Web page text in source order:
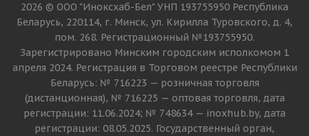
2026 © ООО "Иноксхаб-Бел" УНП 193755950 Республика
Беларусь, 220114, г. Минск, ул. Кирилла Туровского, д. 4,
пом. 268. Регистрационный №193755950.
Зарегистрировано Минским городским исполкомом 1
апреля 2024. Регистрация в Торговом реестре Республики
Беларусь: № 716223 — розничная торговля
(дистанционная), № 716225 — оптовая торговля, дата
регистрации: 11.06.2024; № 748634 — inoxhub.by, дата
регистрации: 08.05.2025. Государственный орган,